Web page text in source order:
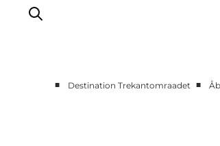
■ Destination Trekantomraadet ■